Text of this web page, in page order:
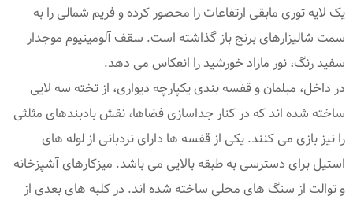
یک لایه توری مابقی ارتفاعات را محصور کرده و فریم شمالی را به
سمت شالیزارهای برنج باز گذاشته است. سقف آلومینیوم موجدار
سفید رنگ، نور مازاد خورشید را انعکاس می دهد.
در داخل، مبلمان و قفسه بندی یکپارچه دیواری، از تخته سه لایی
ساخته شده اند که در کنار جداسازی فضاها، نقش بادبندهای مثلثی
را نیز بازی می کنند. یکی از قفسه ها دارای نردبانی از لوله های
استیل برای دسترسی به طبقه بالایی می باشد. میزکارهای آشپزخانه
و توالت از سنگ های محلی ساخته شده اند. در کلبه های بعدی از